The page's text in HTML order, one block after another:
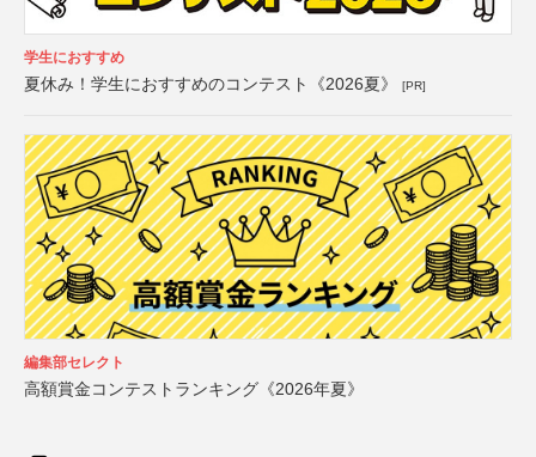
学生におすすめ
夏休み！学生におすすめのコンテスト《2026夏》 [PR]
編集部セレクト
高額賞金コンテストランキング《2026年夏》